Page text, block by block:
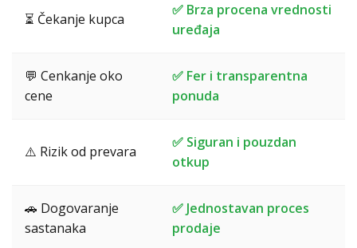
⏳ Čekanje kupca
✅ Brza procena vrednosti
uređaja
💬 Cenkanje oko
cene
✅ Fer i transparentna
ponuda
⚠️ Rizik od prevara
✅ Siguran i pouzdan
otkup
🚗 Dogovaranje
sastanaka
✅ Jednostavan proces
prodaje